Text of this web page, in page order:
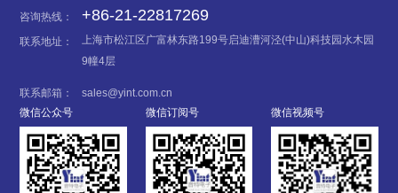
咨询热线： +86-21-22817269
联系地址：
上海市松江区广富林东路199号启迪漕河泾(中山)科技园水木园
9幢4层
联系邮箱：
sales@yint.com.cn
微信公众号
微信订阅号 微信视频号